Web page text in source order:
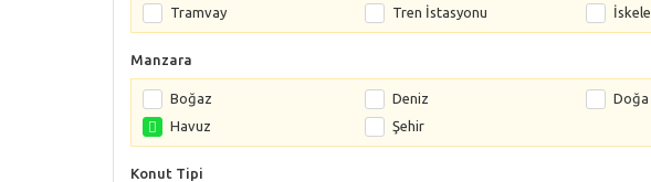
Tramvay
Tren İstasyonu İskele
Manzara
Boğaz Deniz Doğa
Havuz
Şehir
Konut Tipi